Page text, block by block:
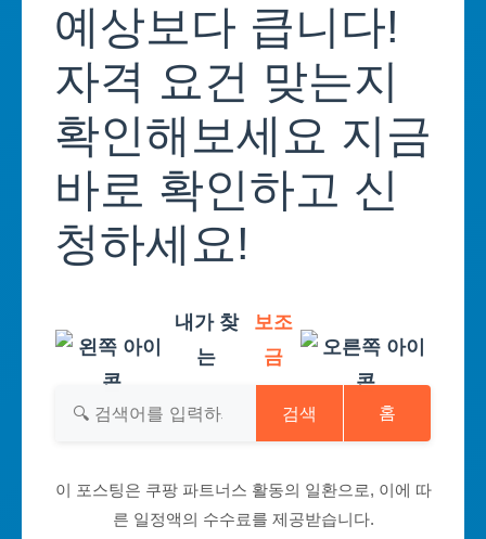
예상보다 큽니다!
자격 요건 맞는지
확인해보세요 지금
바로 확인하고 신
청하세요!
내가 찾
는
보조
금
검색 홈
이 포스팅은 쿠팡 파트너스 활동의 일환으로, 이에 따
른 일정액의 수수료를 제공받습니다.